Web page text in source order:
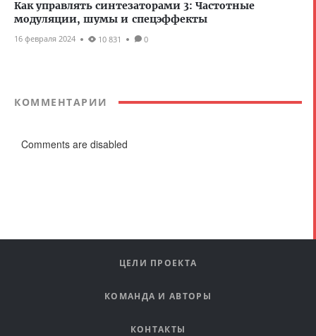
Как управлять синтезаторами 3: Частотные
модуляции, шумы и спецэффекты
16 февраля 2024 10 831 0
КОММЕНТАРИИ
Comments are disabled
ЦЕЛИ ПРОЕКТА
КОМАНДА И АВТОРЫ
КОНТАКТЫ